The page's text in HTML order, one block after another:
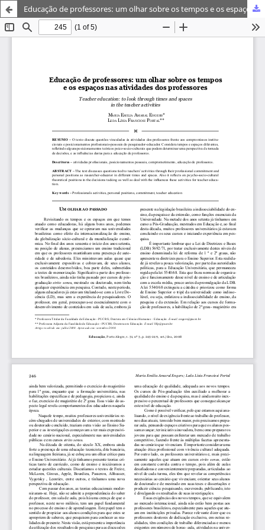
Educação de professores: um olhar sobre os tempos e os espaços nas atividades dos professores